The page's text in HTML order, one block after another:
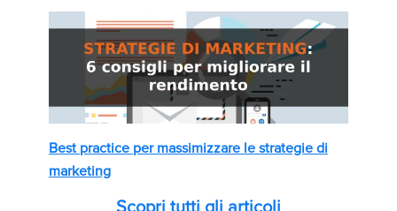
Best practice per massimizzare le strategie di
marketing